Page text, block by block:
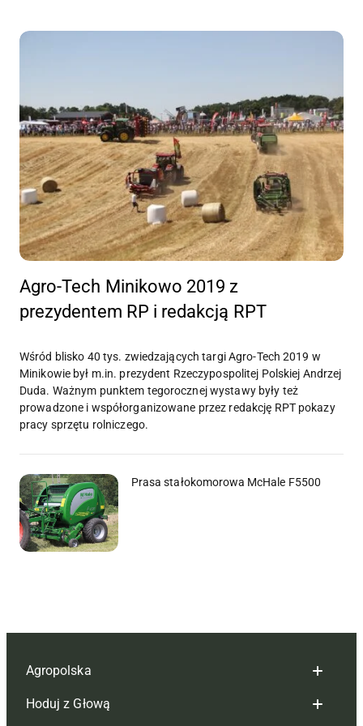
Agro-Tech Minikowo 2019 z
prezydentem RP i redakcją RPT
Wśród blisko 40 tys. zwiedzających targi Agro-Tech 2019 w
Minikowie był m.in. prezydent Rzeczypospolitej Polskiej Andrzej
Duda. Ważnym punktem tegorocznej wystawy były też
prowadzone i współorganizowane przez redakcję RPT pokazy
pracy sprzętu rolniczego.
Prasa stałokomorowa McHale F5500
Agropolska
Redakcja
Hoduj z Głową